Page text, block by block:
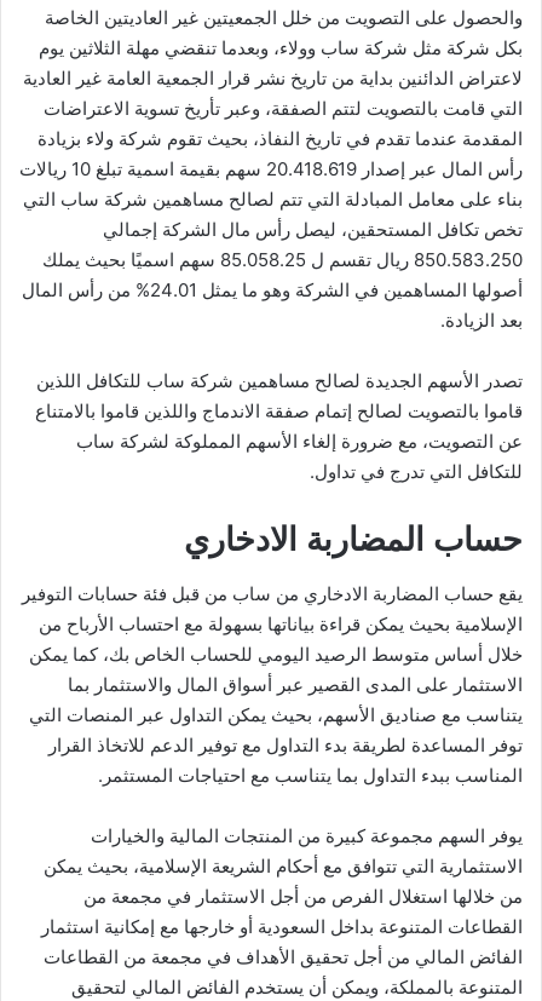
والحصول على التصويت من خلل الجمعيتين غير العاديتين الخاصة
بكل شركة مثل شركة ساب وولاء، وبعدما تنقضي مهلة الثلاثين يوم
لاعتراض الدائنين بداية من تاريخ نشر قرار الجمعية العامة غير العادية
التي قامت بالتصويت لتتم الصفقة، وعبر تأريخ تسوية الاعتراضات
المقدمة عندما تقدم في تاريخ النفاذ، بحيث تقوم شركة ولاء بزيادة
رأس المال عبر إصدار 20.418.619 سهم بقيمة اسمية تبلغ 10 ريالات
بناء على معامل المبادلة التي تتم لصالح مساهمين شركة ساب التي
تخص تكافل المستحقين، ليصل رأس مال الشركة إجمالي
850.583.250 ريال تقسم ل 85.058.25 سهم اسميًا بحيث يملك
أصولها المساهمين في الشركة وهو ما يمثل 24.01% من رأس المال
بعد الزيادة.
تصدر الأسهم الجديدة لصالح مساهمين شركة ساب للتكافل اللذين
قاموا بالتصويت لصالح إتمام صفقة الاندماج واللذين قاموا بالامتناع
عن التصويت، مع ضرورة إلغاء الأسهم المملوكة لشركة ساب
للتكافل التي تدرج في تداول.
حساب المضاربة الادخاري
يقع حساب المضاربة الادخاري من ساب من قبل فئة حسابات التوفير
الإسلامية بحيث يمكن قراءة بياناتها بسهولة مع احتساب الأرباح من
خلال أساس متوسط الرصيد اليومي للحساب الخاص بك، كما يمكن
الاستثمار على المدى القصير عبر أسواق المال والاستثمار بما
يتناسب مع صناديق الأسهم، بحيث يمكن التداول عبر المنصات التي
توفر المساعدة لطريقة بدء التداول مع توفير الدعم للاتخاذ القرار
المناسب ببدء التداول بما يتناسب مع احتياجات المستثمر.
يوفر السهم مجموعة كبيرة من المنتجات المالية والخيارات
الاستثمارية التي تتوافق مع أحكام الشريعة الإسلامية، بحيث يمكن
من خلالها استغلال الفرص من أجل الاستثمار في مجمعة من
القطاعات المتنوعة بداخل السعودية أو خارجها مع إمكانية استثمار
الفائض المالي من أجل تحقيق الأهداف في مجمعة من القطاعات
المتنوعة بالمملكة، ويمكن أن يستخدم الفائض المالي لتحقيق